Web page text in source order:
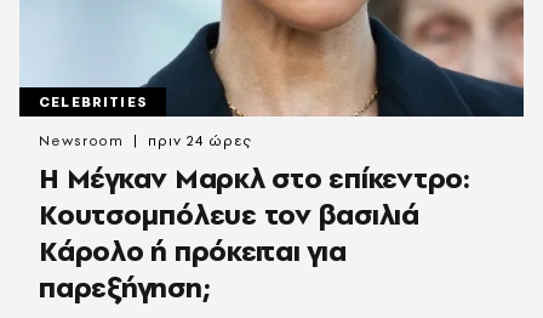
CELEBRITIES
Η Μέγκαν Μαρκλ στο επίκεντρο:
Κουτσομπόλευε τον βασιλιά
Κάρολο ή πρόκειται για
παρεξήγηση;
Newsroom πριν 24 ώρες